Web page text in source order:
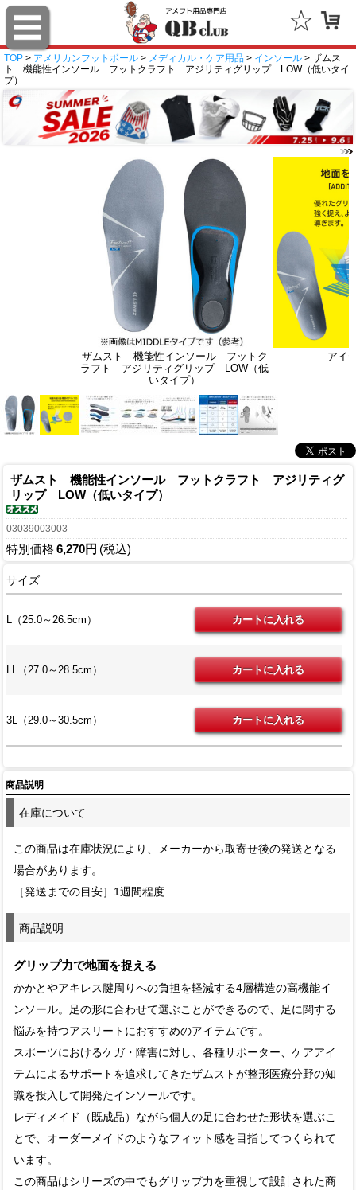
TOP > アメリカンフットボール > メディカル・ケア用品 > インソール > ザムス
ト 機能性インソール フットクラフト アジリティグリップ LOW（低いタイ
プ）
ザムスト 機能性インソール フットク
ラフト アジリティグリップ LOW（低
いタイプ）
アイ
ザムスト 機能性インソール フットクラフト アジリティグ
リップ LOW（低いタイプ）
03039003003
特別価格 6,270円 (税込)
サイズ
L（25.0～26.5cm）
LL（27.0～28.5cm）
3L（29.0～30.5cm）
商品説明
在庫について
この商品は在庫状況により、メーカーから取寄せ後の発送となる
場合があります。
［発送までの目安］1週間程度
商品説明
グリップ力で地面を捉える
かかとやアキレス腱周りへの負担を軽減する4層構造の高機能イ
ンソール。足の形に合わせて選ぶことができるので、足に関する
悩みを持つアスリートにおすすめのアイテムです。
スポーツにおけるケガ・障害に対し、各種サポーター、ケアアイ
テムによるサポートを追求してきたザムストが整形医療分野の知
識を投入して開発たインソールです。
レディメイド（既成品）ながら個人の足に合わせた形状を選ぶこ
とで、オーダーメイドのようなフィット感を目指してつくられて
います。
この商品はシリーズの中でもグリップ力を重視して設計された商